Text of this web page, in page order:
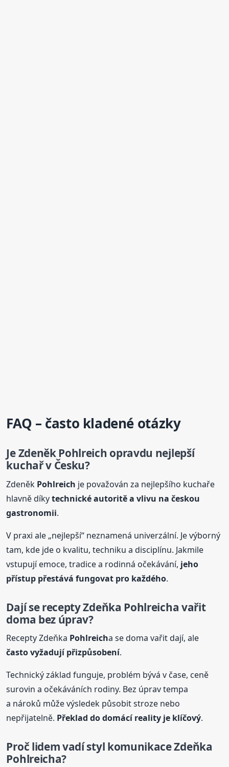
FAQ – často kladené otázky
Je ZdeněkPohlreich opravdu nejlepší
kuchař v Česku?
Zdeněk Pohlreich je považován za nejlepšího kuchaře
hlavně díkytechnické autoritě a vlivu na českou
gastronomii.
V praxi ale „nejlepší“ neznamená univerzální. Je výborný
tam, kde jde o kvalitu, techniku a disciplínu. Jakmile
vstupují emoce, tradice a rodinná očekávání, jeho
přístup přestává fungovat pro každého.
Dají se recepty Zdeňka Pohlreicha vařit
doma bez úprav?
Recepty Zdeňka Pohlreicha se doma vařit dají, ale
často vyžadují přizpůsobení.
Technický základ funguje, problém bývá v čase, ceně
surovin a očekáváních rodiny. Bez úprav tempa
a nároků může výsledek působit stroze nebo
nepřijatelně. Překlad do domácí reality je klíčový.
Proč lidem vadí styl komunikace Zdeňka
Pohlreicha?